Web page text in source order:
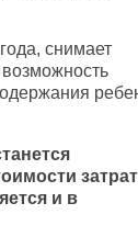
снимает
и в